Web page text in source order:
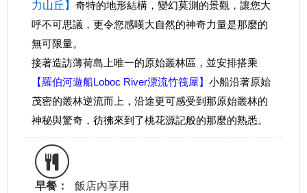
力山丘】 奇特的地形結構，變幻莫測的景觀，讓您大
呼不可思議，更令您感嘆大自然的神奇力量是那麼的
無可限量。
接著造訪薄荷島上唯一的原始叢林區，並安排搭乘
【羅伯河遊船Loboc River漂流竹筏屋】 小船沿著原始
茂密的叢林逆流而上，沿途更可感受到那原始叢林的
神秘與驚奇，彷彿來到了桃花源記般的那麼的熟悉。
早餐：
飯店內享用